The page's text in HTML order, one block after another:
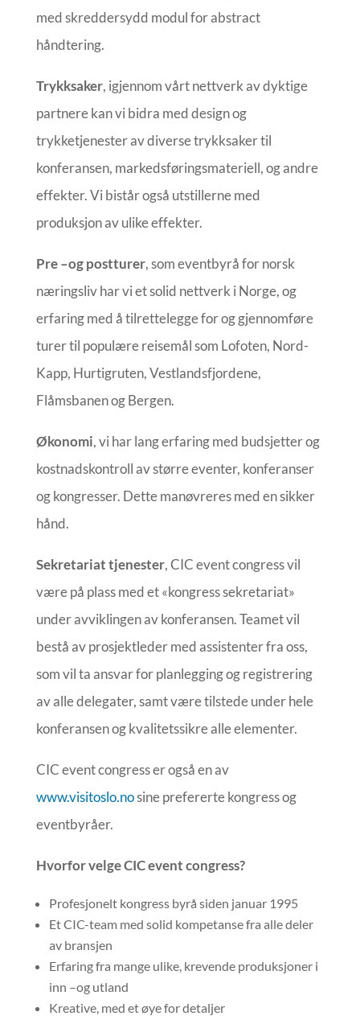
med skreddersydd modul for abstract
håndtering.
Trykksaker, igjennom vårt nettverk av dyktige
partnere kan vi bidra med design og
trykketjenester av diverse trykksaker til
konferansen, markedsføringsmateriell, og andre
effekter. Vi bistår også utstillerne med
produksjon av ulike effekter.
Pre –og postturer, som eventbyrå for norsk
næringsliv har vi et solid nettverk i Norge, og
erfaring med å tilrettelegge for og gjennomføre
turer til populære reisemål som Lofoten, Nord-
Kapp, Hurtigruten, Vestlandsfjordene,
Flåmsbanen og Bergen.
Økonomi, vi har lang erfaring med budsjetter og
kostnadskontroll av større eventer, konferanser
og kongresser. Dette manøvreres med en sikker
hånd.
Sekretariat tjenester, CIC event congress vil
være på plass med et «kongress sekretariat»
under avviklingen av konferansen. Teamet vil
bestå av prosjektleder med assistenter fra oss,
som vil ta ansvar for planlegging og registrering
av alle delegater, samt være tilstede under hele
konferansen og kvalitetssikre alle elementer.
CIC event congress er også en av
www.visitoslo.nosine prefererte kongress og
eventbyråer.
Hvorfor velge CIC event congress?
Profesjonelt kongress byrå siden januar 1995
Et CIC-team med solid kompetanse fra alle deler
av bransjen
Erfaring fra mange ulike, krevende produksjoner i
inn –og utland
Kreative, med et øye for detaljer